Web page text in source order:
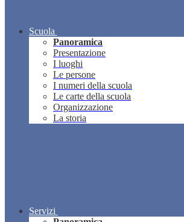
Scuola
Panoramica
Presentazione
I luoghi
Le persone
I numeri della scuola
Le carte della scuola
Organizzazione
La storia
Servizi